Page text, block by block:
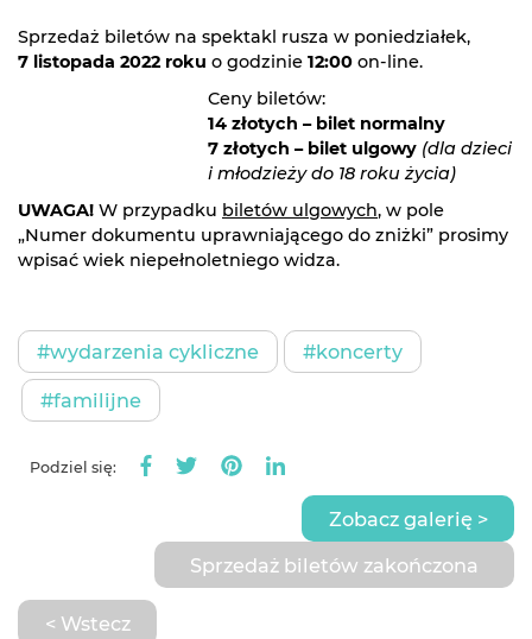
Sprzedaż biletów na spektakl rusza w poniedziałek,
7 listopada 2022 roku o godzinie 12:00 on-line.
Ceny biletów:
14 złotych – bilet normalny
7 złotych – bilet ulgowy (dla dzieci
i młodzieży do 18 roku życia)
UWAGA! W przypadku biletów ulgowych, w pole
„Numer dokumentu uprawniającego do zniżki” prosimy
wpisać wiek niepełnoletniego widza.
#wydarzenia cykliczne #koncerty
#familijne
Podziel się:
< Wstecz
Zobacz galerię >
Sprzedaż biletów zakończona